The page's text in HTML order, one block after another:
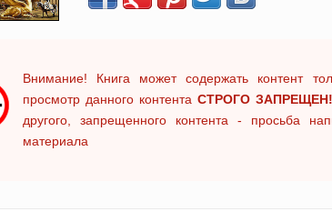
Внимание! Книга может содержать контент
просмотр данного контента СТРОГО ЗАПРЕЩЕН!
другого, запрещенного контента - просьба
материала